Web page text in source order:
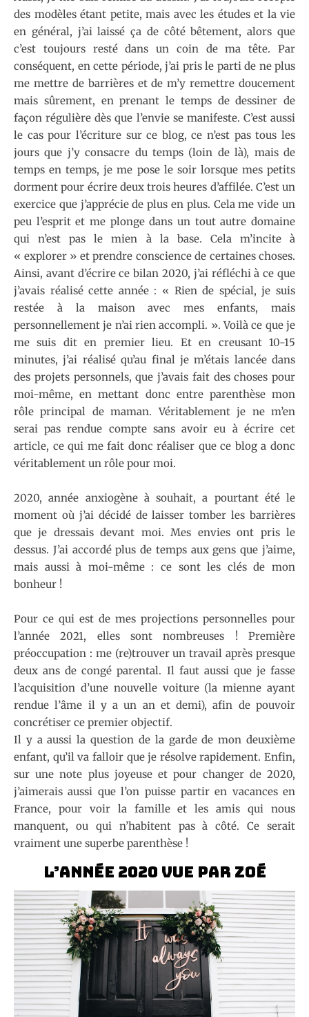
des modèles étant petite, mais avec les études et la vie
en général, j’ai laissé ça de côté bêtement, alors que
c’est toujours resté dans un coin de ma tête. Par
conséquent, en cette période, j’ai pris le parti de ne plus
me mettre de barrières et de m’y remettre doucement
mais sûrement, en prenant le temps de dessiner de
façon régulière dès que l’envie se manifeste. C’est aussi
le cas pour l’écriture sur ce blog, ce n’est pas tous les
jours que j’y consacre du temps (loin de là), mais de
temps en temps, je me pose le soir lorsque mes petits
dorment pour écrire deux trois heures d’affilée. C’est un
exercice que j’apprécie de plus en plus. Cela me vide un
peu l’esprit et me plonge dans un tout autre domaine
qui n’est pas le mien à la base. Cela m’incite à
« explorer » et prendre conscience de certaines choses.
Ainsi, avant d’écrire ce bilan 2020, j’ai réfléchi à ce que
j’avais réalisé cette année : « Rien de spécial, je suis
restée à la maison avec mes enfants, mais
personnellement je n’ai rien accompli. ». Voilà ce que je
me suis dit en premier lieu. Et en creusant 10-15
minutes, j’ai réalisé qu’au final je m’étais lancée dans
des projets personnels, que j’avais fait des choses pour
moi-même, en mettant donc entre parenthèse mon
rôle principal de maman. Véritablement je ne m’en
serai pas rendue compte sans avoir eu à écrire cet
article, ce qui me fait donc réaliser que ce blog a donc
véritablement un rôle pour moi.
2020, année anxiogène à souhait, a pourtant été le
moment où j’ai décidé de laisser tomber les barrières
que je dressais devant moi. Mes envies ont pris le
dessus. J’ai accordé plus de temps aux gens que j’aime,
mais aussi à moi-même : ce sont les clés de mon
bonheur !
Pour ce qui est de mes projections personnelles pour
l’année 2021, elles sont nombreuses ! Première
préoccupation : me (re)trouver un travail après presque
deux ans de congé parental. Il faut aussi que je fasse
l’acquisition d’une nouvelle voiture (la mienne ayant
rendue l’âme il y a un an et demi), afin de pouvoir
concrétiser ce premier objectif.
Il y a aussi la question de la garde de mon deuxième
enfant, qu’il va falloir que je résolve rapidement. Enfin,
sur une note plus joyeuse et pour changer de 2020,
j’aimerais aussi que l’on puisse partir en vacances en
France, pour voir la famille et les amis qui nous
manquent, ou qui n’habitent pas à côté. Ce serait
vraiment une superbe parenthèse !
L’année 2020 vue par Zoé